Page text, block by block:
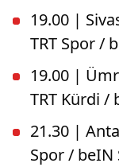
19.00 |
TRT Spor /
19.00 |
TRT Kürdi /
21.30 |
Spor / beIN